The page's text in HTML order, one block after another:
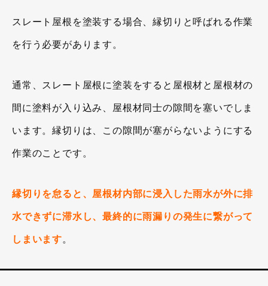
スレート屋根を塗装する場合、縁切りと呼ばれる作業
を行う必要があります。
通常、スレート屋根に塗装をすると屋根材と屋根材の
間に塗料が入り込み、屋根材同士の隙間を塞いでしま
います。縁切りは、この隙間が塞がらないようにする
作業のことです。
縁切りを怠ると、屋根材内部に浸入した雨水が外に排
水できずに滞水し、最終的に雨漏りの発生に繋がって
しまいます。